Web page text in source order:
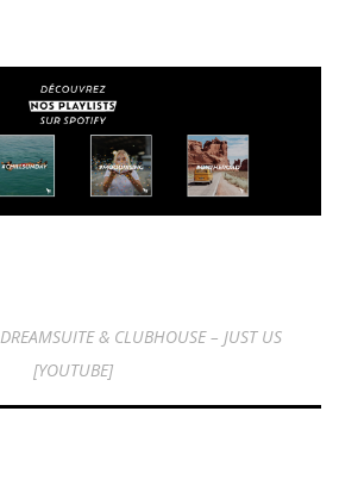
DREAMSUITE & CLUBHOUSE – JUST US
[YOUTUBE]